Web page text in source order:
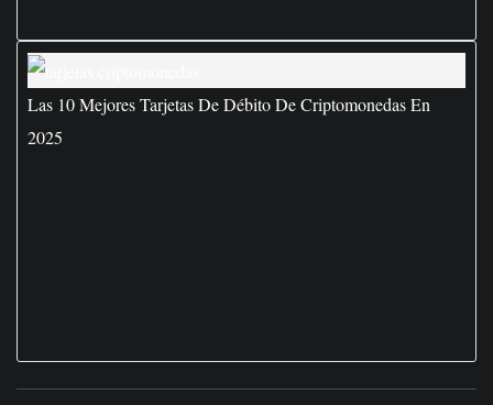
Las 10 Mejores Tarjetas De Débito De Criptomonedas En
2025